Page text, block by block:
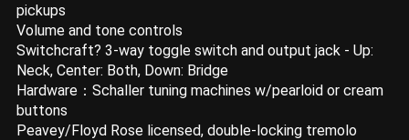
pickups
Volume and tone controls
Switchcraft? 3-way toggle switch and output jack - Up:
Neck, Center: Both, Down: Bridge
Hardware：Schaller tuning machines w/pearloid or cream
buttons
Peavey/Floyd Rose licensed, double-locking tremolo